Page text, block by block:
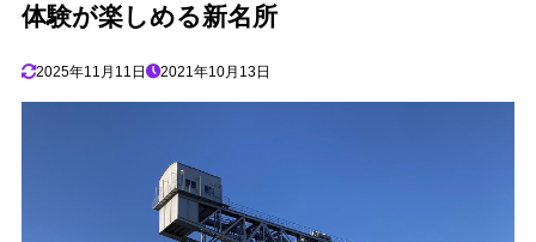
体験が楽しめる新名所
2025年11月11日 2021年10月13日
2.2 グルメとスイーツが充実している
横浜ハンマーヘッドの駐車場